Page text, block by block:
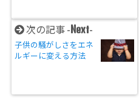
次の記事 - Next-
子供の騒がしさをエネ
ルギーに変える方法